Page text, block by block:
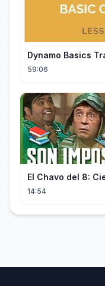
Dynamo Basics
59:06
El Chavo del 8:
14:54